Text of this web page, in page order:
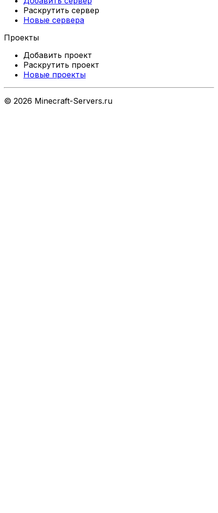
Раскрутить сервер
Новые сервера
Проекты
Добавить проект
Раскрутить проект
Новые проекты
© 2026 Minecraft-Servers.ru